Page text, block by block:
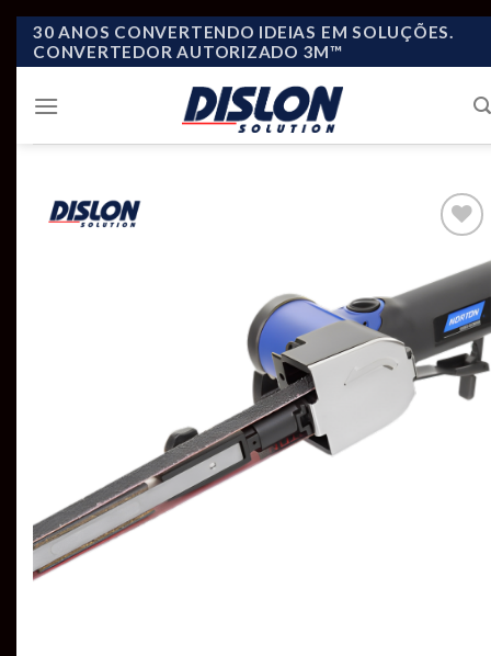
Skip
30 ANOS CONVERTENDO IDEIAS EM SOLUÇÕES.
CONVERTEDOR AUTORIZADO 3M™
Add to
wishlist